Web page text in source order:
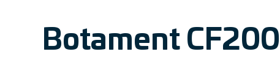
Botament CF200